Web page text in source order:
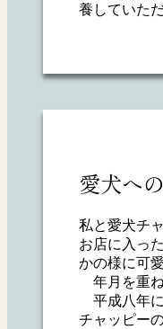
養していた
愛犬へ
私と愛犬チ
お店に入っ
かの様に可
年月を重ね
平成八年に
チャッピー